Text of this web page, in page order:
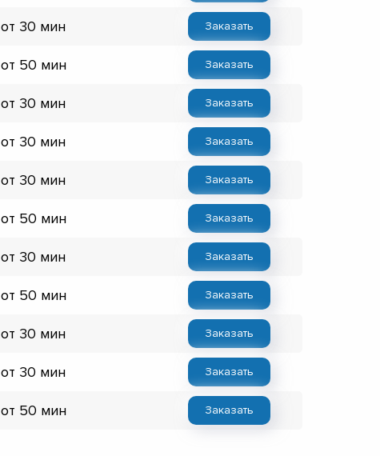
от 30 мин Заказать
от 50 мин Заказать
от 30 мин Заказать
от 30 мин Заказать
от 30 мин Заказать
от 50 мин Заказать
от 30 мин Заказать
от 50 мин Заказать
от 30 мин Заказать
от 30 мин Заказать
от 50 мин Заказать